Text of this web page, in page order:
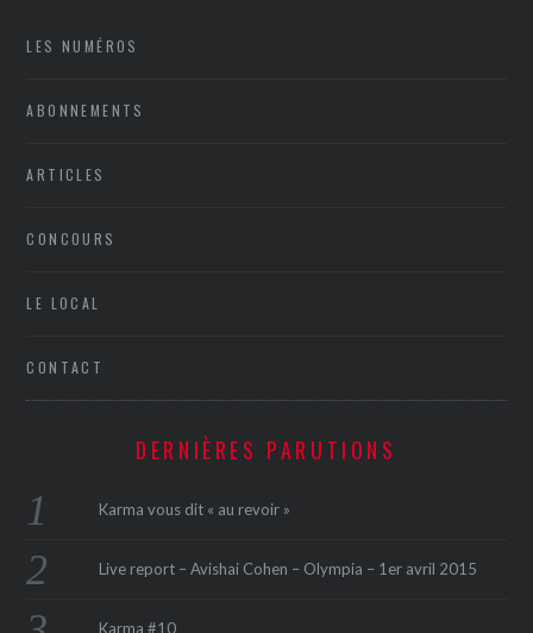
LES NUMÉROS
ABONNEMENTS
ARTICLES
CONCOURS
LE LOCAL
CONTACT
DERNIÈRES PARUTIONS
Karma vous dit « au revoir »
Live report – Avishai Cohen – Olympia – 1er avril 2015
Karma #10